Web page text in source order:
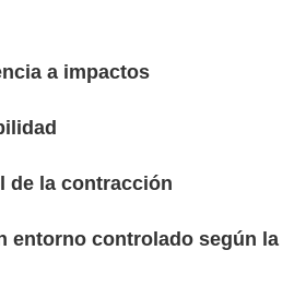
a impactos
de la contracción
entorno controlado según la